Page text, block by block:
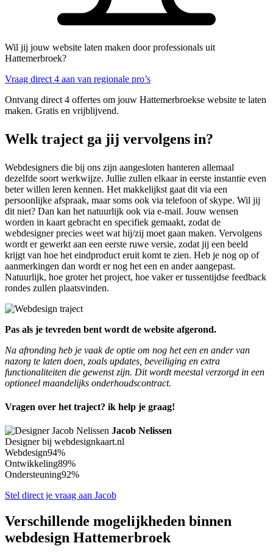
Wil jij jouw website laten maken door professionals uit
Hattemerbroek?
Vraag direct 4 aan van regionale pro’s
Ontvang direct 4 offertes om jouw Hattemerbroekse website te laten
maken. Gratis en vrijblijvend.
Welk traject ga jij vervolgens in?
Webdesigners die bij ons zijn aangesloten hanteren allemaal
dezelfde soort werkwijze. Jullie zullen elkaar in eerste instantie even
beter willen leren kennen. Het makkelijkst gaat dit via een
persoonlijke afspraak, maar soms ook via telefoon of skype. Wil jij
dit niet? Dan kan het natuurlijk ook via e-mail. Jouw wensen
worden in kaart gebracht en specifiek gemaakt, zodat de
webdesigner precies weet wat hij/zij moet gaan maken. Vervolgens
wordt er gewerkt aan een eerste ruwe versie, zodat jij een beeld
krijgt van hoe het eindproduct eruit komt te zien. Heb je nog op of
aanmerkingen dan wordt er nog het een en ander aangepast.
Natuurlijk, hoe groter het project, hoe vaker er tussentijdse feedback
rondes zullen plaatsvinden.
Pas als je tevreden bent wordt de website afgerond.
Na afronding heb je vaak de optie om nog het een en ander van
nazorg te laten doen, zoals updates, beveiliging en extra
functionaliteiten die gewenst zijn. Dit wordt meestal verzorgd in een
optioneel maandelijks onderhoudscontract.
Vragen over het traject? ik help je graag!
Jacob Nelissen
Designer bij webdesignkaart.nl
Webdesign94%
Ontwikkeling89%
Ondersteuning92%
Stel direct je vraag aan Jacob
Verschillende mogelijkheden binnen
webdesign Hattemerbroek